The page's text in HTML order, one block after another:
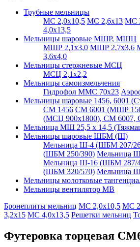
Трубные мельницы
МС 2,0х10,5 МС 2,6х13 МС
4,0х13,5
Мельницы шаровые МШР, МШЦ
МШР 2,1х3,0 МШР 2,7х3,6
3,6х4,0
Мельницы стержневые МСЦ
МСЦ 2,1х2,2
Мельницы самоизмельчения
Гидрофол ММС 70х23
Мельницы шаровые 1456, 6001
СМ 1456 СМ 6001 (МШР
(МСЦ 900х1800), СМ 6007,
Мельница МШ 25,5 х 14,5
Мельницы шаровые ШБМ (Ш)
Мельница Ш-4 (ШБМ 207/
(ШБМ 250/390) Мельница
Мельница Ш-16 (ШБМ 287/
(ШБМ 320/570) Мельница
Мельницы молотковые
Мельницы вентилятор МВ
Бронеплиты мельниц МС 2,0х10,5 МС
3,2х15 МС 4,0х13,5 Решетки мельниц
Футеровка торцевая